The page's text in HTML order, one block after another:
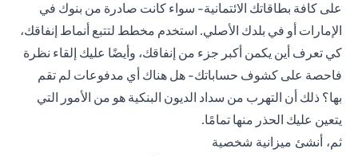
على كافة بطاقاتك الائتمانية- سواء كانت صادرة من بنوك في
الإمارات أو في بلدك الأصلي. استخدم مخطط لتتبع أنماط إنفاقك،
كي تعرف أين يكمن أكبر جزء من إنفاقك، وأيضًا عليك إلقاء نظرة
فاحصة على كشوف حساباتك- هل هناك أي مدفوعات لم تقم
بها؟ ذلك أن التهرب من سداد الديون البنكية هو من الأمور التي
يتعين عليك الحذر منها تمامًا.
ثم، أنشئ ميزانية شخصية